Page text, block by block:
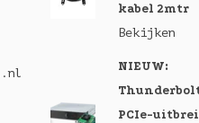
kabel 2mtr
Bekijken
NIEUW:
PCIe-